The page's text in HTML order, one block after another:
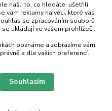
našli to, co hledáte, ušetřili
vám reklamy na věci, které vás
se zpracováním souborů
ukládají ve vašem prohlížeči.
poznáme a zobrazíme vám
a dle vašich preferencí.
Souhlasím